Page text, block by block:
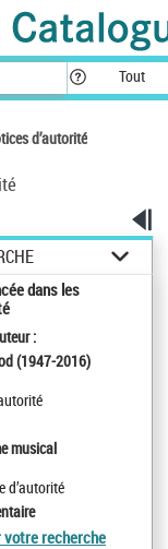
Tout
d’autorité
dans les
:
(1947-2016)
musical
d’autorité
votre recherche